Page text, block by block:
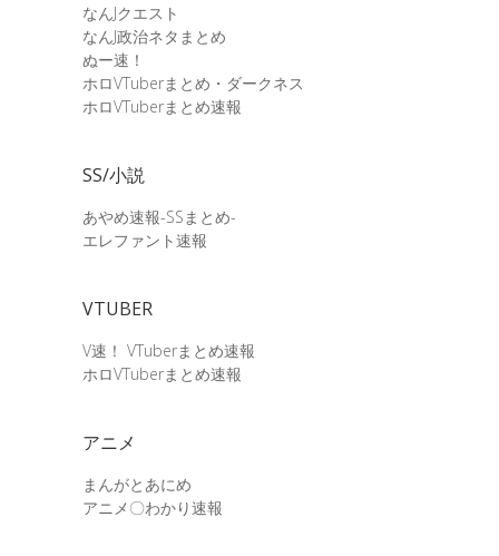
なんJクエスト
なんJ政治ネタまとめ
ぬー速！
ホロVTuberまとめ・ダークネス
ホロVTuberまとめ速報
SS/小説
あやめ速報-SSまとめ-
エレファント速報
VTUBER
V速！ VTuberまとめ速報
ホロVTuberまとめ速報
アニメ
まんがとあにめ
アニメ〇わかり速報